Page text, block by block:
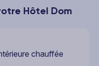
Hôtel Dom
chauffée